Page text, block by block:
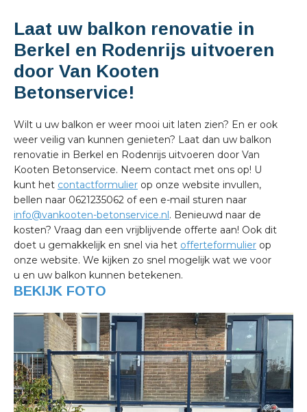
Laat uw balkon renovatie in
Berkel en Rodenrijs uitvoeren
door Van Kooten
Betonservice!
Wilt u uw balkon er weer mooi uit laten zien? En er ook
weer veilig van kunnen genieten? Laat dan uw balkon
renovatie in Berkel en Rodenrijs uitvoeren door Van
Kooten Betonservice. Neem contact met ons op! U
kunt het contactformulier op onze website invullen,
bellen naar 0621235062 of een e-mail sturen naar
info@vankooten-betonservice.nl. Benieuwd naar de
kosten? Vraag dan een vrijblijvende offerte aan! Ook dit
doet u gemakkelijk en snel via het offerteformulier op
onze website. We kijken zo snel mogelijk wat we voor
u en uw balkon kunnen betekenen.
BEKIJK FOTO